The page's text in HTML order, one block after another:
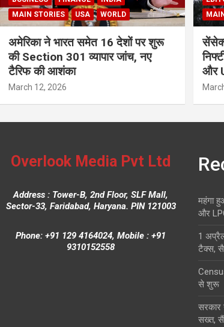
MAIN STORIES
USA WORLD
अमेरिका ने भारत समेत 16 देशों पर शुरू
की Section 301 व्यापार जांच, नए
टैरिफ की आशंका
March 12, 2026
और
Overlook Media Pvt Ltd
Address : Tower-B, 2nd Floor, SLF Mall,
Sector-33, Faridabad, Haryana. PIN 121003
Phone: +91 129 4164024, Mobile : +91
9310152558
महंगा
और
1
टैक्स,
से शुरू
सरकार
सख्त,